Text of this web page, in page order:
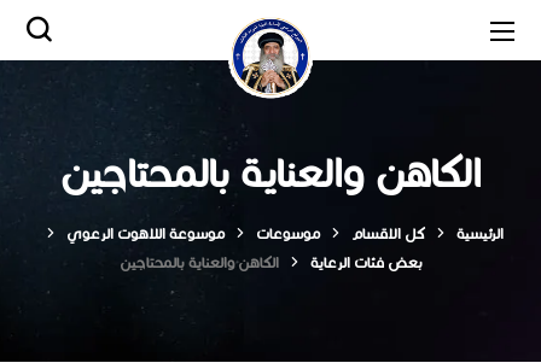
الكاهن والعناية بالمحتاجين
الرئيسية كل الاقسام موسوعات
موسوعة اللاهوت الرعوي
بعض فئات الرعاية
الكاهن والعناية بالمحتاجين